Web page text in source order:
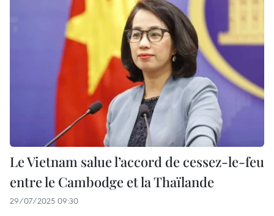
Le Vietnam salue l’accord de cessez-le-feu
entre le Cambodge et la Thaïlande
29/07/2025 09:30